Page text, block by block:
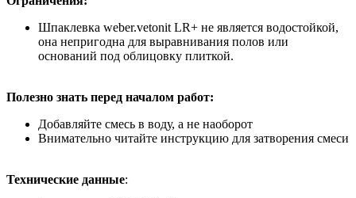
Шпаклевка weber.vetonit LR+ не является водостойкой,
она непригодна для выравнивания полов или
оснований под облицовку плиткой.
Полезно знать перед началом работ:
Добавляйте смесь в воду, а не наоборот
Внимательно читайте инструкцию для затворения смеси
Технические данные: